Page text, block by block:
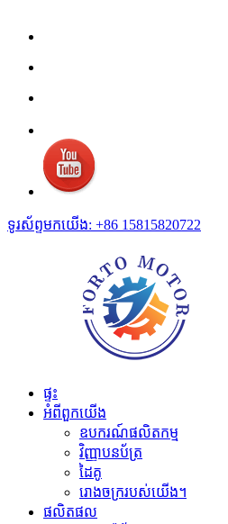
ទូរស័ព្ទមកយើង: +86 15815820722
ផ្ទះ
អំពីពួកយើង
ឧបករណ៍ផលិតកម្ម
វិញ្ញាបនប័ត្រ
ដៃគូ
រោងចក្ររបស់យើង។
ផលិតផល